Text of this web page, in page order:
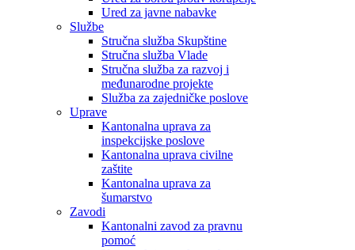
Ured za javne nabavke
Službe
Stručna služba Skupštine
Stručna služba Vlade
Stručna služba za razvoj i
međunarodne projekte
Služba za zajedničke poslove
Uprave
Kantonalna uprava za
inspekcijske poslove
Kantonalna uprava civilne
zaštite
Kantonalna uprava za
šumarstvo
Zavodi
Kantonalni zavod za pravnu
pomoć